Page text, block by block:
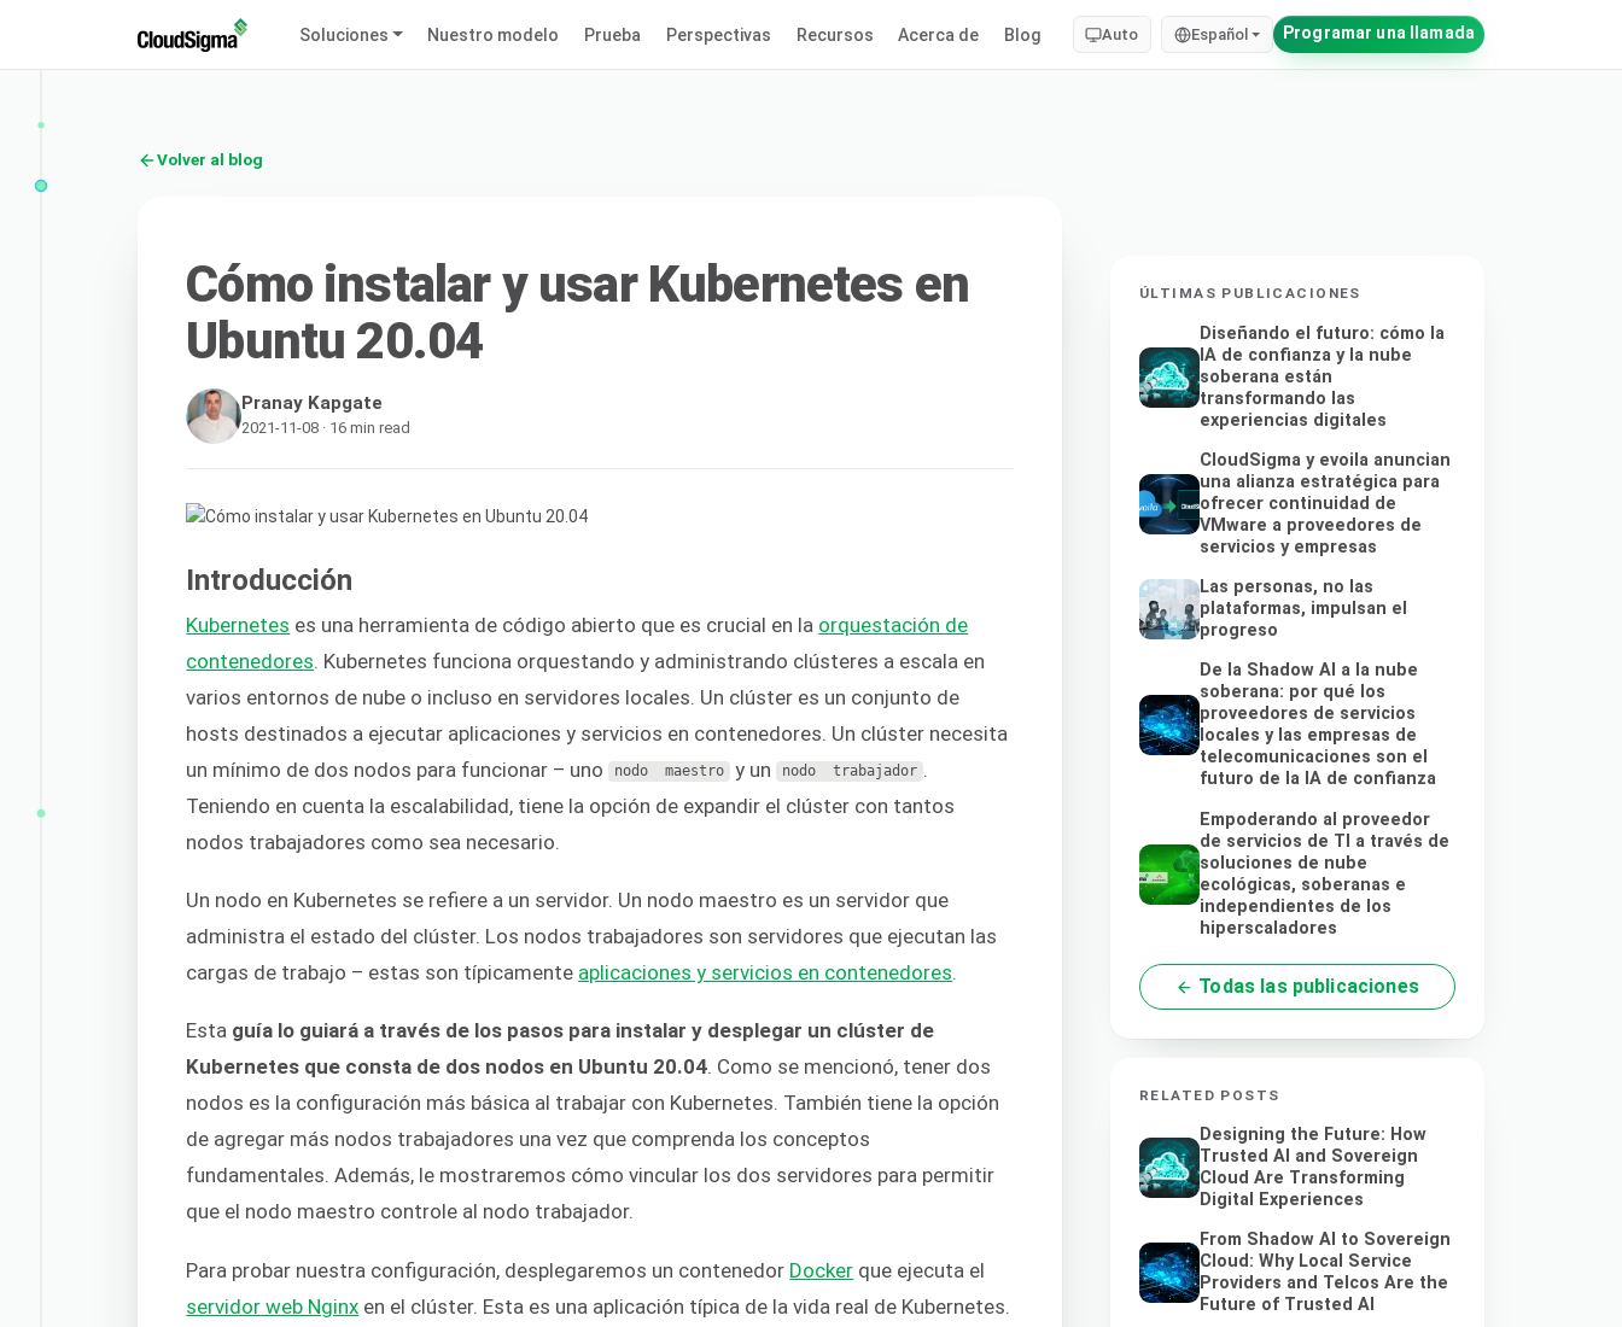
Soluciones Nuestro modelo Prueba Perspectivas Recursos Acerca de Blog Auto Español Programar una llamada
Volver al blog
Cómo instalar y usar Kubernetes en
Ubuntu 20.04
Pranay Kapgate
2021-11-08 · 16 min read
Introducción
Kubernetes es una herramienta de código abierto que es crucial en la orquestación de
contenedores . Kubernetes funciona orquestando y administrando clústeres a escala en
varios entornos de nube o incluso en servidores locales. Un clúster es un conjunto de
hosts destinados a ejecutar aplicaciones y servicios en contenedores. Un clúster necesita
un mínimo de dos nodos para funcionar – uno nodo maestro y un nodo trabajador .
Teniendo en cuenta la escalabilidad, tiene la opción de expandir el clúster con tantos
nodos trabajadores como sea necesario.
Un nodo en Kubernetes se refiere a un servidor. Un nodo maestro es un servidor que
administra el estado del clúster. Los nodos trabajadores son servidores que ejecutan las
cargas de trabajo – estas son típicamente aplicaciones y servicios en contenedores
Esta guía lo guiará a través de los pasos para instalar y desplegar un clúster de
Kubernetes que consta de dos nodos en Ubuntu 20.04. Como se mencionó, tener dos
nodos es la configuración más básica al trabajar con Kubernetes. También tiene la opción
de agregar más nodos trabajadores una vez que comprenda los conceptos
fundamentales. Además, le mostraremos cómo vincular los dos servidores para permitir
que el nodo maestro controle al nodo trabajador.
Para probar nuestra configuración, desplegaremos un contenedor Docker que ejecuta el
servidor web Nginx en el clúster. Esta es una aplicación típica de la vida real de Kubernetes.
ÚLTIMAS PUBLICACIONES
Diseñando el futuro: cómo la
IA de confianza y la nube
soberana están
transformando las
experiencias digitales
CloudSigma y evoila anuncian
una alianza estratégica para
ofrecer continuidad de
VMware a proveedores de
servicios y empresas
Las personas, no las
plataformas, impulsan el
progreso
De la Shadow AI a la nube
soberana: por qué los
proveedores de servicios
locales y las empresas de
telecomunicaciones son el
futuro de la IA de confianza
Empoderando al proveedor
de servicios de TI a través de
soluciones de nube
ecológicas, soberanas e
independientes de los
hiperscaladores
Todas las publicaciones
RELATED POSTS
Designing the Future: How
Trusted AI and Sovereign
Cloud Are Transforming
Digital Experiences
From Shadow AI to Sovereign
Cloud: Why Local Service
Providers and Telcos Are the
Future of Trusted AI